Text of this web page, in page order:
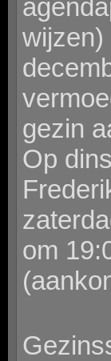
wijzen)
gezin
Op
om